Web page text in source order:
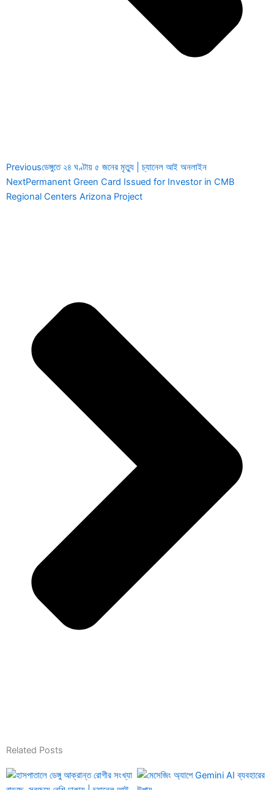
Previousডেঙ্গুতে ২৪ ঘণ্টায় ৫ জনের মৃত্যু | চ্যানেল আই অনলাইন
NextPermanent Green Card Issued for Investor in CMB
Regional Centers Arizona Project
Related Posts